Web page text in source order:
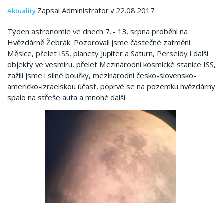
Aktuality Zapsal Administrator v 22.08.2017
Týden astronomie ve dnech 7. - 13. srpna proběhl na
Hvězdárně Žebrák. Pozorovali jsme částečné zatmění
Měsíce, přelet ISS, planety Jupiter a Saturn, Perseidy i další
objekty ve vesmíru, přelet Mezinárodní kosmické stanice ISS,
zažili jsme i silné bouřky, mezinárodní česko-slovensko-
americko-izraelskou účast, poprvé se na pozemku hvězdárny
spalo na střeše auta a mnohé další.